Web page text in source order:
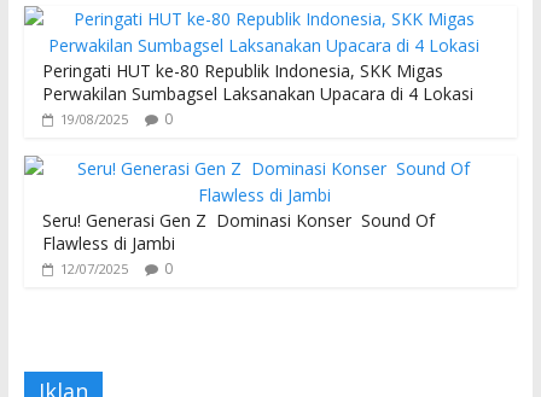
Peringati HUT ke-80 Republik Indonesia, SKK Migas
Perwakilan Sumbagsel Laksanakan Upacara di 4 Lokasi
19/08/2025 0
Seru! Generasi Gen Z Dominasi Konser Sound Of
Flawless di Jambi
12/07/2025 0